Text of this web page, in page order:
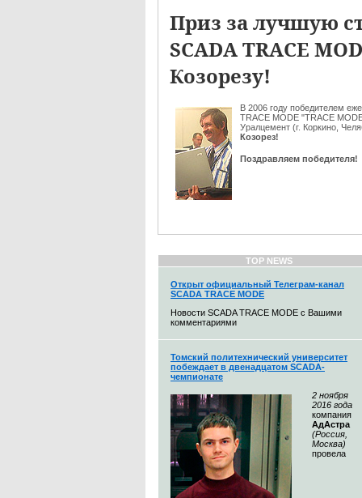
Приз за лучшую
SCADA TRACE
Козорезу!
В 2006 году победителем
TRACE MODE "TRACE
Уралцемент (г. Коркино,
Козорез!
Поздравляем победителя!
TOP NEWS
Открыт официальный Телеграм-канал
SCADA TRACE MODE
Новости SCADA TRACE MODE с Вашими
комментариями
Томский политехнический университет
побеждает в двенадцатом SCADA-
чемпионате
2 ноября
2016 года
компания
АдАстра
(Россия,
Москва)
провела